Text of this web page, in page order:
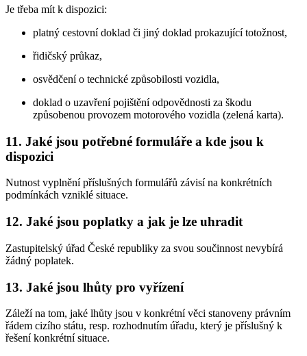
Je třeba mít k dispozici:
platný cestovní doklad či jiný doklad prokazující totožnost,
řidičský průkaz,
osvědčení o technické způsobilosti vozidla,
doklad o uzavření pojištění odpovědnosti za škodu
způsobenou provozem motorového vozidla (zelená karta).
11. Jaké jsou potřebné formuláře a kde jsou k
dispozici
Nutnost vyplnění příslušných formulářů závisí na konkrétních
podmínkách vzniklé situace.
12. Jaké jsou poplatky a jak je lze uhradit
Zastupitelský úřad České republiky za svou součinnost nevybírá
žádný poplatek.
13. Jaké jsou lhůty pro vyřízení
Záleží na tom, jaké lhůty jsou v konkrétní věci stanoveny právním
řádem cizího státu, resp. rozhodnutím úřadu, který je příslušný k
řešení konkrétní situace.